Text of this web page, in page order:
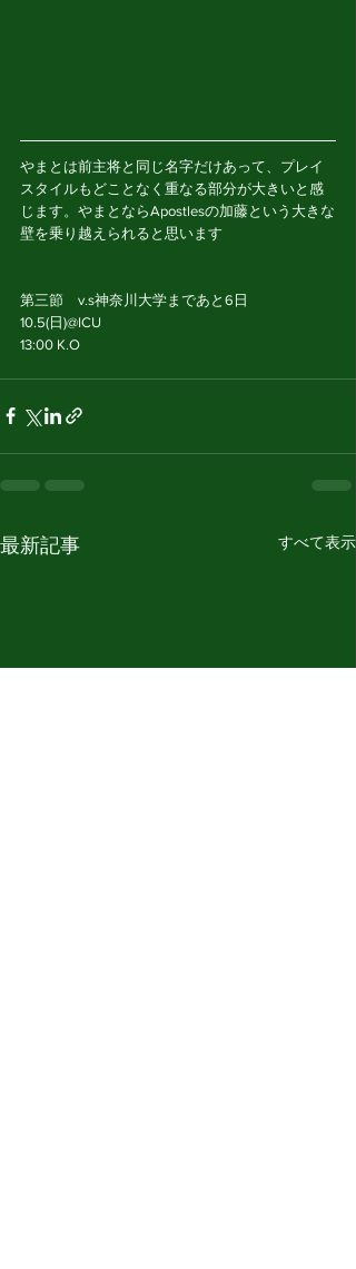
やまとは前主将と同じ名字だけあって、プレイ
スタイルもどことなく重なる部分が大きいと感
じます。やまとならApostlesの加藤という大きな
壁を乗り越えられると思います
第三節　v.s神奈川大学まであと6日
10.5(日)@ICU
13:00 K.O
最新記事 すべて表示